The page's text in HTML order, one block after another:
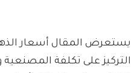
التركيز على تكلفة المصنعية